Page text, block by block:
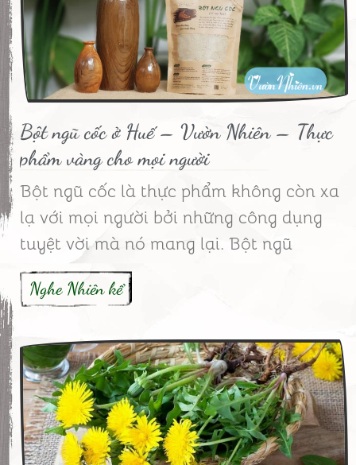
Bột ngũ cốc ở Huế – Vườn Nhiên – Thực
phẩm vàng cho mọi người
Bột ngũ cốc là thực phẩm không còn xa
lạ với mọi người bởi những công dụng
tuyệt vời mà nó mang lại. Bột ngũ
Nghe Nhiên kể